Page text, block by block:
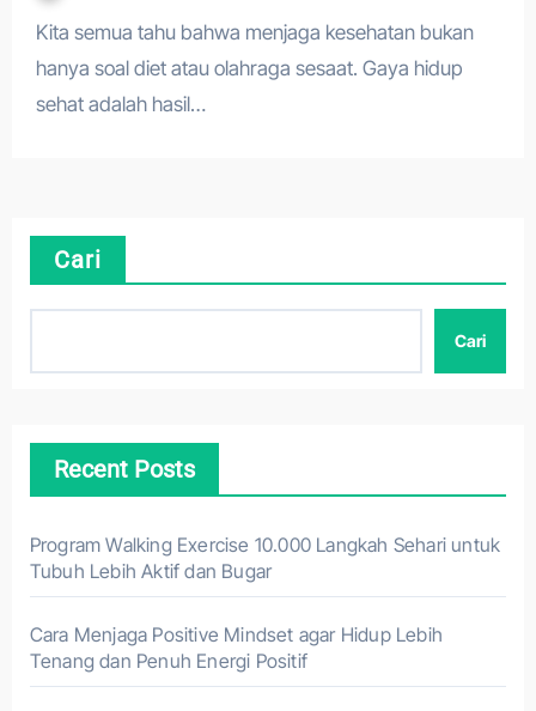
Kita semua tahu bahwa menjaga kesehatan bukan
hanya soal diet atau olahraga sesaat. Gaya hidup
sehat adalah hasil…
Cari
Cari
Recent Posts
Program Walking Exercise 10.000 Langkah Sehari untuk
Tubuh Lebih Aktif dan Bugar
Cara Menjaga Positive Mindset agar Hidup Lebih
Tenang dan Penuh Energi Positif